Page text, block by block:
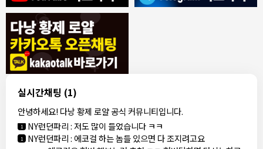
실시간채팅 (1)
안녕하세요! 다낭 황제 로얄 공식 커뮤니티입니다.
8/4/2026
1 모기한테물림:여기도 문의해보면 바로 알려줌
1 모기한테물림:정찰가보다 쌀수 없음
1 결혼안해:ㄹㅇ 팩트 ㅋㅋㅋㅋ
결혼안해:ㄹㅇ 팩트 ㅋㅋㅋㅋ
8/5/2026
NY런던파리 :다낭 에코걸 여기서 예약 가능한가요?
1 3군:에코걸 좀 조심 하는게 좋음
1 NY런던파리:저도 많이 들었습니다 ㅋㅋ
1 NY런던파리: 에코걸 하는 놈들 있으면 다 조지려고요